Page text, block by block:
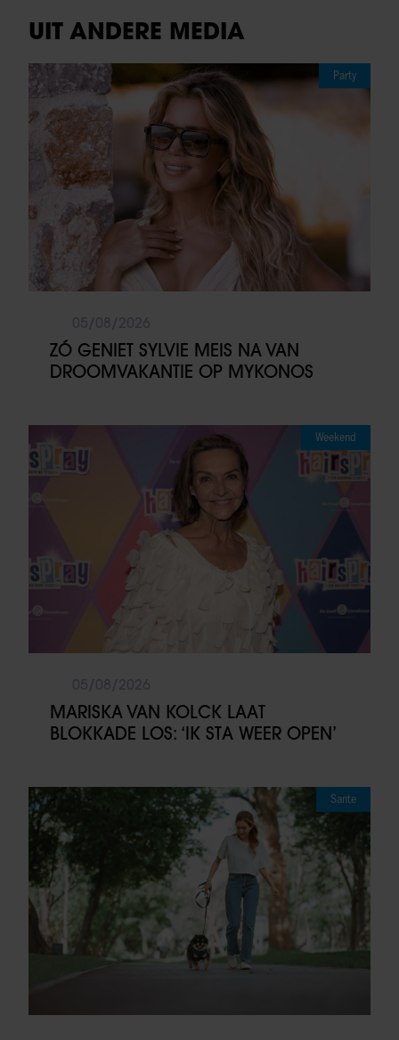
UIT ANDERE MEDIA
Party
ZÓ GENIET SYLVIE MEIS NA VAN
DROOMVAKANTIE OP MYKONOS
Weekend
MARISKA VAN KOLCK LAAT
BLOKKADE LOS: ‘IK STA WEER OPEN’
Sante